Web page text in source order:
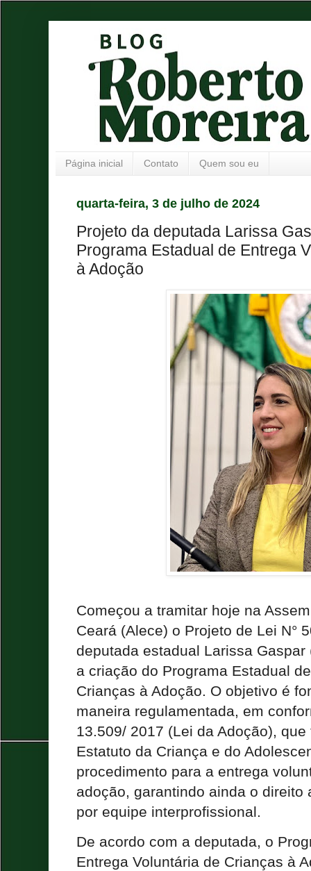
Página inicial Contato Quem sou eu
quarta-feira, 3 de julho de 2024
Projeto da deputada Larissa
Programa Estadual de Entrega
à Adoção
Começou a tramitar hoje na
Ceará (Alece) o Projeto de Lei N°
deputada estadual Larissa
a criação do Programa Estadual
Crianças à Adoção. O objetivo é
maneira regulamentada, em
13.509/ 2017 (Lei da Adoção),
Estatuto da Criança e do
procedimento para a entrega
adoção, garantindo ainda o direito
por equipe interprofissional.
De acordo com a deputada, o
Entrega Voluntária de Crianças à